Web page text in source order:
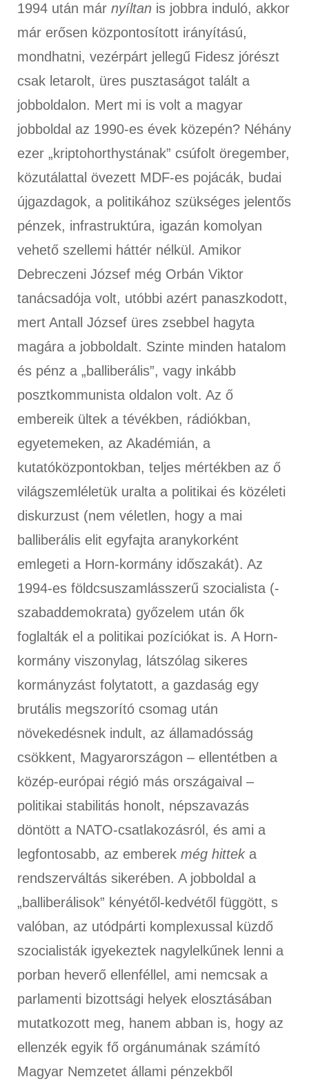
1994 után már nyíltan is jobbra induló, akkor
már erősen központosított irányítású,
mondhatni, vezérpárt jellegű Fidesz jórészt
csak letarolt, üres pusztaságot talált a
jobboldalon. Mert mi is volt a magyar
jobboldal az 1990-es évek közepén? Néhány
ezer „kriptohorthystának” csúfolt öregember,
közutálattal övezett MDF-es pojácák, budai
újgazdagok, a politikához szükséges jelentős
pénzek, infrastruktúra, igazán komolyan
vehető szellemi háttér nélkül. Amikor
Debreczeni József még Orbán Viktor
tanácsadója volt, utóbbi azért panaszkodott,
mert Antall József üres zsebbel hagyta
magára a jobboldalt. Szinte minden hatalom
és pénz a „balliberális”, vagy inkább
posztkommunista oldalon volt. Az ő
embereik ültek a tévékben, rádiókban,
egyetemeken, az Akadémián, a
kutatóközpontokban, teljes mértékben az ő
világszemléletük uralta a politikai és közéleti
diskurzust (nem véletlen, hogy a mai
balliberális elit egyfajta aranykorként
emlegeti a Horn-kormány időszakát). Az
1994-es földcsuszamlásszerű szocialista (-
szabaddemokrata) győzelem után ők
foglalták el a politikai pozíciókat is. A Horn-
kormány viszonylag, látszólag sikeres
kormányzást folytatott, a gazdaság egy
brutális megszorító csomag után
növekedésnek indult, az államadósság
csökkent, Magyarországon – ellentétben a
közép-európai régió más országaival –
politikai stabilitás honolt, népszavazás
döntött a NATO-csatlakozásról, és ami a
legfontosabb, az emberek még hitteka
rendszerváltás sikerében. A jobboldal a
„balliberálisok” kényétől-kedvétől függött, s
valóban, az utódpárti komplexussal küzdő
szocialisták igyekeztek nagylelkűnek lenni a
porban heverő ellenféllel, ami nemcsak a
parlamenti bizottsági helyek elosztásában
mutatkozott meg, hanem abban is, hogy az
ellenzék egyik fő orgánumának számító
Magyar Nemzetet állami pénzekből